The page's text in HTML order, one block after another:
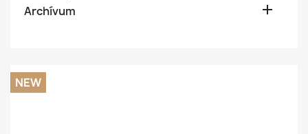
Archívum

NEW